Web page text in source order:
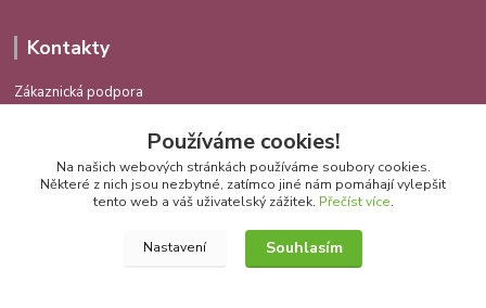
Kontakty
Zákaznická podpora
info@spokojenakocka.cz
Používáme cookies!
Na našich webových stránkách používáme soubory cookies.
Některé z nich jsou nezbytné, zatímco jiné nám pomáhají vylepšit
tento web a váš uživatelský zážitek. Přečíst více.
Nastavení Souhlasím